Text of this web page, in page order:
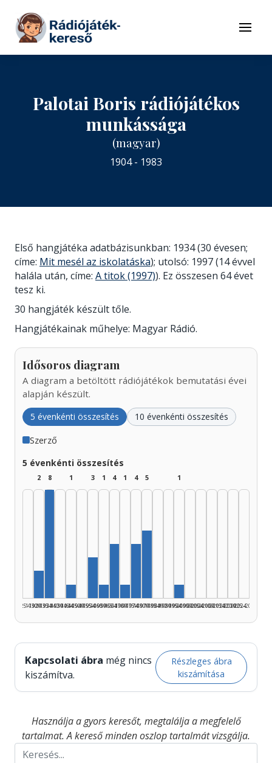
Tovább a tartalomhoz
Menü
Palotai Boris rádiójátékos
munkássága
(magyar)
1904 - 1983
Első hangjátéka adatbázisunkban: 1934 (30 évesen;
címe: Mit mesél az iskolatáska); utolsó: 1997 (14 évvel
halála után, címe: A titok (1997)). Ez összesen 64 évet
tesz ki.
30 hangjáték készült tőle.
Hangjátékainak műhelye: Magyar Rádió.
Idősoros diagram
A diagram a betöltött rádiójátékok bemutatási évei
alapján készült.
5 évenkénti összesítés 10 évenkénti összesítés
Szerző
5 évenkénti összesítés
1925–1929
2
1930–1934
8
1935–1939
1940–1944
1
Szerző, 1945–1949: 1
1945–1949
1950–1954
3
Szerző, 1955–1959: 3
1955–1959
1
Szerző, 1960–1964: 1
1960–1964
4
1965–1969
1
Szerző, 1970–1974: 1
1970–1974
4
1975–1979
5
1980–1984
1985–1989
1990–1994
1
Szerző, 1995–1999:
1995–1999
2000–2004
2005–2009
2010–2014
2015–2019
2020–2024
2025–2026
Kapcsolati ábra még nincs
kiszámítva.
Részleges ábra
kiszámítása
Használja a gyors keresőt, megtalálja a megfelelő
tartalmat. A kereső minden oszlop tartalmát vizsgálja.